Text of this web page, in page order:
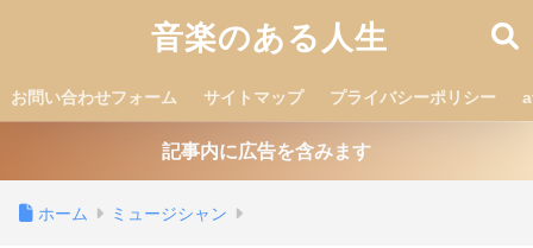
音楽のある人生
お問い合わせフォーム サイトマップ プライバシーポリシー
記事内に広告を含みます
ホーム ミュージシャン